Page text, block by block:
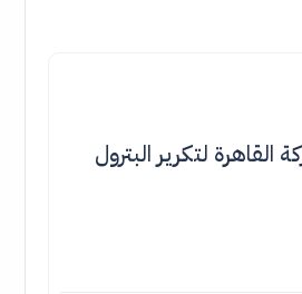
القاهرة لتكرير البترول